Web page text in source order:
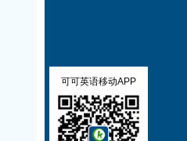
可可英语移动APP